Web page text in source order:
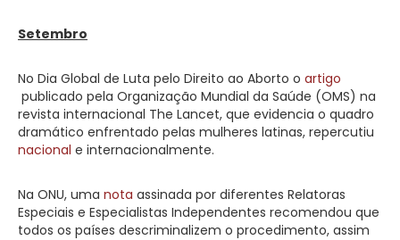
Setembro
No Dia Global de Luta pelo Direito ao Aborto o artigo
publicado pela Organização Mundial da Saúde (OMS) na
revista internacional The Lancet, que evidencia o quadro
dramático enfrentado pelas mulheres latinas, repercutiu
nacional e internacionalmente.
Na ONU, uma nota assinada por diferentes Relatoras
Especiais e Especialistas Independentes recomendou que
todos os países descriminalizem o procedimento, assim